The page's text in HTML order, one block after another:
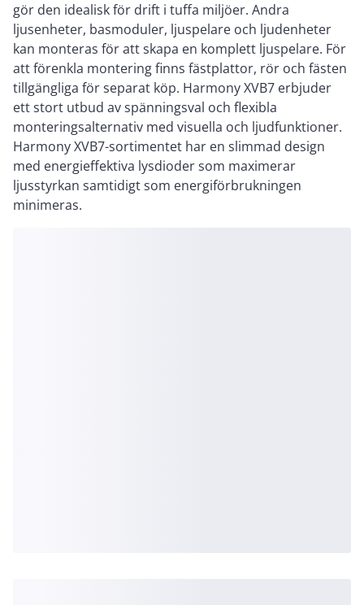
gör den idealisk för drift i tuffa miljöer. Andra
ljusenheter, basmoduler, ljuspelare och ljudenheter
kan monteras för att skapa en komplett ljuspelare. För
att förenkla montering finns fästplattor, rör och fästen
tillgängliga för separat köp. Harmony XVB7 erbjuder
ett stort utbud av spänningsval och flexibla
monteringsalternativ med visuella och ljudfunktioner.
Harmony XVB7-sortimentet har en slimmad design
med energieffektiva lysdioder som maximerar
ljusstyrkan samtidigt som energiförbrukningen
minimeras.